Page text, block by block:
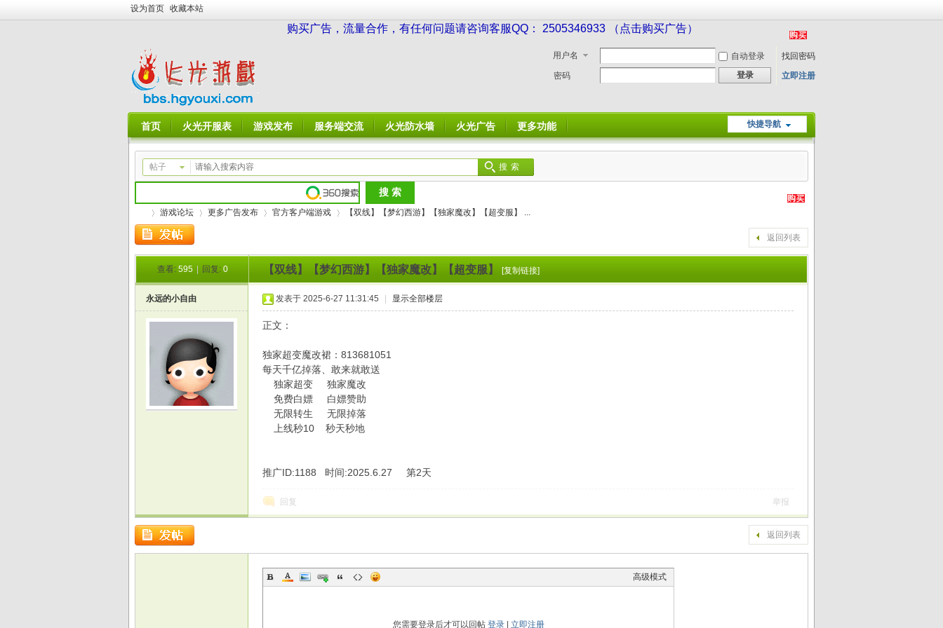
设为首页 收藏本站
购买广告，流量合作，有任何问题请咨询客服QQ： 2505346933 （点击购买广告）
用户名 自动登录
找回密码
密码
登录 立即注册
快捷导航
首页 火光开服表 游戏发布 服务端交流 火光防水墙 火光广告 更多功能
帖子 搜索
游
游戏论坛 更多广告发布 官方客户端游戏
›
【双线】【梦幻西游】【独家魔改】【超变服】 ...
返回列表
查看: 595 回复: 0 【双线】【梦幻西游】【独家魔改】【超变服】 [复制链接]
永远的小自由 发表于 2025-6-27 11:31:45 显示全部楼层
正文：
独家超变魔改裙：813681051
每天千亿掉落、敢来就敢送
独家超变 独家魔改
免费白嫖 白嫖赞助
无限转生 无限掉落
上线秒10 秒天秒地
推广ID:1188 时间:2025.6.27 第2天
回复 举报
返回列表
高级模式
您需要登录后才可以回帖 登录| 立即注册